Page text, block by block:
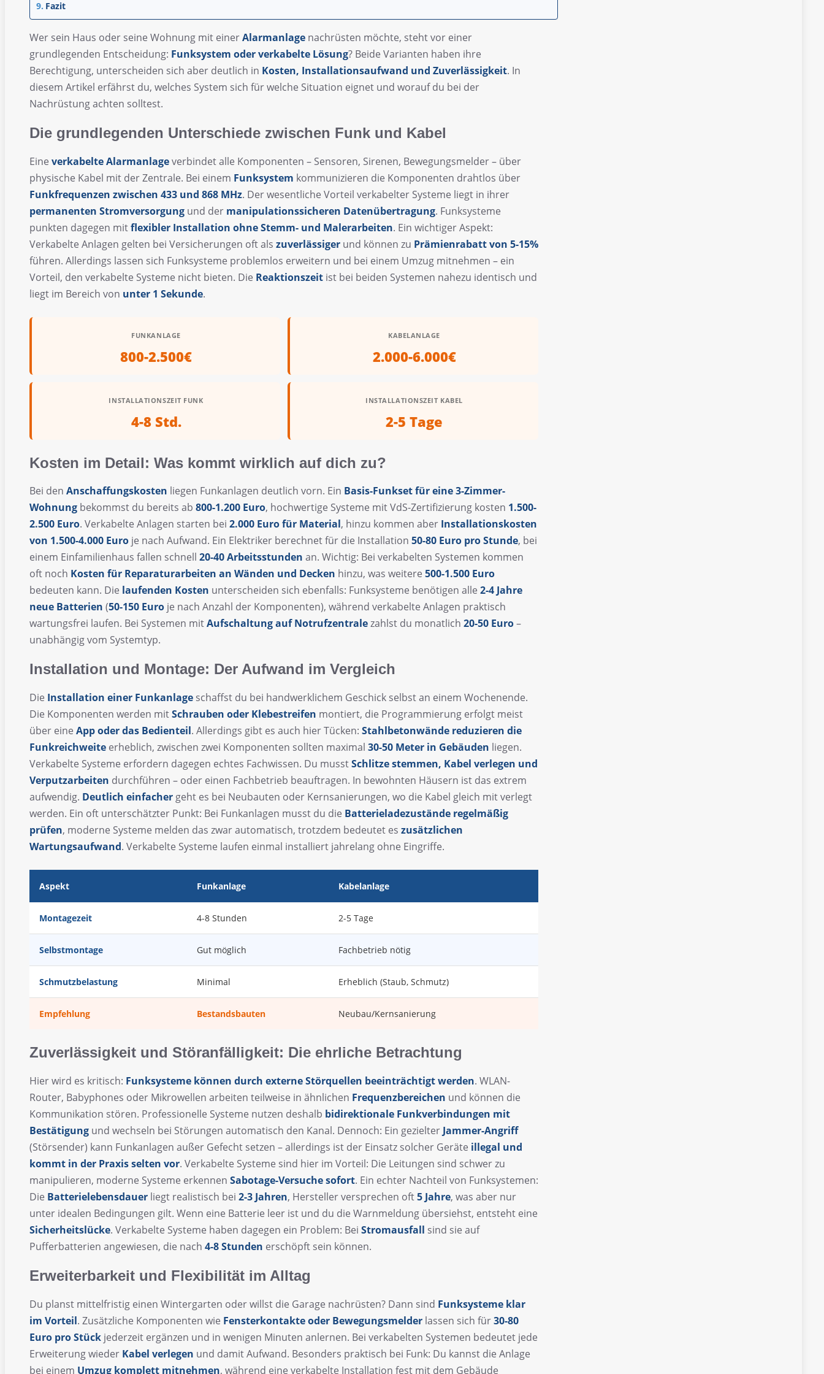
Fazit
Wer sein Haus oder seine Wohnung mit einerAlarmanlage nachrüsten möchte, steht vor einer
grundlegenden Entscheidung: Funksystem oder verkabelte Lösung? Beide Varianten haben ihre
Berechtigung, unterscheiden sich aber deutlich in Kosten, Installationsaufwand und Zuverlässigkeit. In
diesem Artikel erfährst du, welches System sich für welche Situation eignet und worauf du bei der
Nachrüstung achten solltest.
Die grundlegenden Unterschiede zwischen Funk und Kabel
Eine verkabelte Alarmanlageverbindet alle Komponenten – Sensoren, Sirenen, Bewegungsmelder – über
physische Kabel mit der Zentrale. Bei einem Funksystem kommunizieren die Komponenten drahtlos über
Funkfrequenzen zwischen 433 und 868 MHz. Der wesentliche Vorteil verkabelter Systeme liegt in ihrer
permanenten Stromversorgung und der manipulationssicheren Datenübertragung. Funksysteme
punkten dagegen mitflexibler Installation ohne Stemm- und Malerarbeiten. Ein wichtiger Aspekt:
Verkabelte Anlagen gelten bei Versicherungen oft als zuverlässiger und können zu Prämienrabatt von 5-15%
führen. Allerdings lassen sich Funksysteme problemlos erweitern und bei einem Umzug mitnehmen – ein
Vorteil, den verkabelte Systeme nicht bieten. Die Reaktionszeit ist bei beiden Systemen nahezu identisch und
liegt im Bereich von unter 1 Sekunde.
FUNKANLAGE
800-2.500€
KABELANLAGE
2.000-6.000€
INSTALLATIONSZEIT FUNK
4-8 Std.
INSTALLATIONSZEIT KABEL
2-5 Tage
Kosten im Detail: Was kommt wirklich auf dich zu?
Bei den Anschaffungskosten liegen Funkanlagen deutlich vorn. Ein Basis-Funkset für eine 3-Zimmer-
Wohnung bekommst du bereits ab 800-1.200 Euro, hochwertige Systeme mit VdS-Zertifizierung kosten 1.500-
2.500 Euro. Verkabelte Anlagen starten bei 2.000 Euro für Material, hinzu kommen aber Installationskosten
von 1.500-4.000 Euro je nach Aufwand. Ein Elektriker berechnet für die Installation 50-80 Euro pro Stunde, bei
einem Einfamilienhaus fallen schnell 20-40 Arbeitsstunden an. Wichtig: Bei verkabelten Systemen kommen
oft noch Kosten für Reparaturarbeiten an Wänden und Decken hinzu, was weitere 500-1.500 Euro
bedeuten kann. Die laufenden Kosten unterscheiden sich ebenfalls: Funksysteme benötigen alle 2-4 Jahre
neue Batterien (50-150 Euro je nach Anzahl der Komponenten), während verkabelte Anlagen praktisch
wartungsfrei laufen. Bei Systemen mitAufschaltung auf Notrufzentralezahlst du monatlich 20-50 Euro–
unabhängig vom Systemtyp.
Installation und Montage: Der Aufwand im Vergleich
Die Installation einer Funkanlage schaffst du bei handwerklichem Geschick selbst an einem Wochenende.
Die Komponenten werden mitSchrauben oder Klebestreifen montiert, die Programmierung erfolgt meist
über eine App oder das Bedienteil. Allerdings gibt es auch hier Tücken: Stahlbetonwände reduzieren die
Funkreichweite erheblich, zwischen zwei Komponenten sollten maximal 30-50 Meter in Gebäuden liegen.
Verkabelte Systeme erfordern dagegen echtes Fachwissen. Du musstSchlitze stemmen, Kabel verlegen und
Verputzarbeiten durchführen – oder einen Fachbetrieb beauftragen. In bewohnten Häusern ist das extrem
aufwendig. Deutlich einfacher geht es bei Neubauten oder Kernsanierungen, wo die Kabel gleich mit verlegt
werden. Ein oft unterschätzter Punkt: Bei Funkanlagen musst du die Batterieladezustände regelmäßig
prüfen, moderne Systeme melden das zwar automatisch, trotzdem bedeutet es zusätzlichen
Wartungsaufwand. Verkabelte Systeme laufen einmal installiert jahrelang ohne Eingriffe.
Aspekt Funkanlage Kabelanlage
Montagezeit 4-8 Stunden 2-5 Tage
Selbstmontage Gut möglich Fachbetrieb nötig
Schmutzbelastung Minimal Erheblich (Staub, Schmutz)
Empfehlung Bestandsbauten Neubau/Kernsanierung
Zuverlässigkeit und Störanfälligkeit: Die ehrliche Betrachtung
Hier wird es kritisch: Funksysteme können durch externe Störquellen beeinträchtigt werden. WLAN-
Router, Babyphones oder Mikrowellen arbeiten teilweise in ähnlichen Frequenzbereichen und können die
Kommunikation stören. Professionelle Systeme nutzen deshalb bidirektionale Funkverbindungen mit
Bestätigung und wechseln bei Störungen automatisch den Kanal. Dennoch: Ein gezielter Jammer-Angriff
(Störsender) kann Funkanlagen außer Gefecht setzen – allerdings ist der Einsatz solcher Geräte illegal und
kommt in der Praxis selten vor. Verkabelte Systeme sind hier im Vorteil: Die Leitungen sind schwer zu
manipulieren, moderne Systeme erkennen Sabotage-Versuche sofort. Ein echter Nachteil von Funksystemen:
Die Batterielebensdauer liegt realistisch bei 2-3 Jahren, Hersteller versprechen oft5 Jahre, was aber nur
unter idealen Bedingungen gilt. Wenn eine Batterie leer ist und du die Warnmeldung übersiehst, entsteht eine
Sicherheitslücke. Verkabelte Systeme haben dagegen ein Problem: Bei Stromausfall sind sie auf
Pufferbatterien angewiesen, die nach 4-8 Stunden erschöpft sein können.
Erweiterbarkeit und Flexibilität im Alltag
Du planst mittelfristig einen Wintergarten oder willst die Garage nachrüsten? Dann sind Funksysteme klar
im Vorteil. Zusätzliche Komponenten wie Fensterkontakte oder Bewegungsmelder lassen sich für30-80
Euro pro Stück jederzeit ergänzen und in wenigen Minuten anlernen. Bei verkabelten Systemen bedeutet jede
Erweiterung wieder Kabel verlegen und damit Aufwand. Besonders praktisch bei Funk: Du kannst die Anlage
bei einem Umzug komplett mitnehmen, während eine verkabelte Installation fest mit dem Gebäude